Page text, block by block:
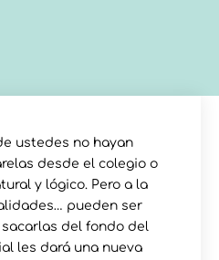
ustedes no hayan
desde el colegio o
y lógico. Pero a la
pueden ser
del fondo del
les dará una nueva